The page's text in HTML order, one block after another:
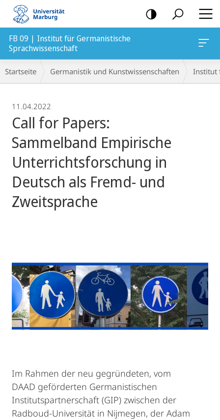
Mobile-
Navigation
FB 09 | Institut für Germanistische
Sprachwissenschaft
Breadcrumb-
Navigation
Startseite Germanistik und Kunstwissenschaften Institut
11.04.2022
Call for Papers:
Sammelband Empirische
Unterrichtsforschung in
Deutsch als Fremd- und
Zweitsprache
Im Rahmen der neu gegründeten, vom
DAAD geförderten Germanistischen
Institutspartnerschaft (GIP) zwischen der
Radboud-Universität in Nijmegen, der Adam